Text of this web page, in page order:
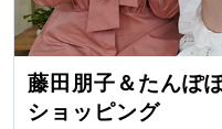
藤田朋子＆たんぽ
ショッピング